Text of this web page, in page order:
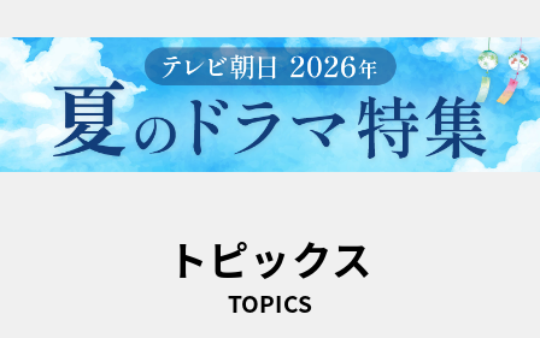
トピックス
TOPICS